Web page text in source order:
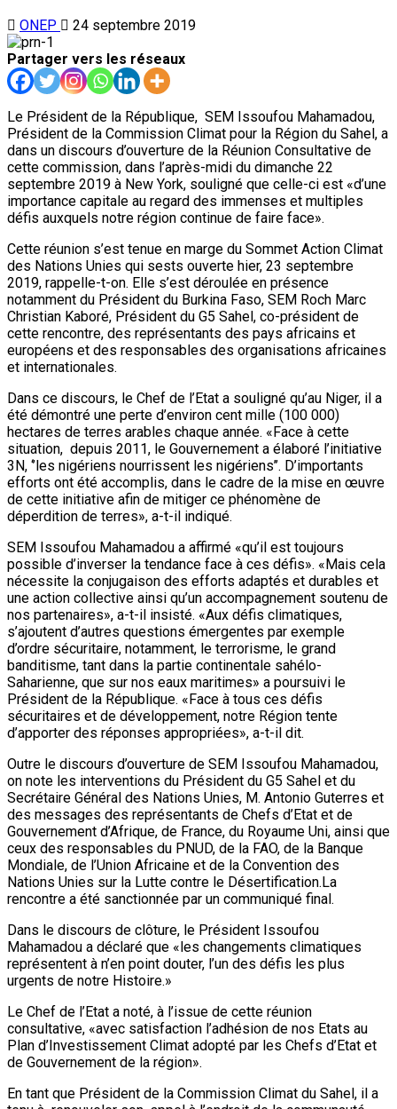
ONEP
24 septembre 2019
Partager vers les réseaux
Le Président de la République, SEM Issoufou Mahamadou,
Président de la Commission Climat pour la Région du Sahel, a
dans un discours d’ouverture de la Réunion Consultative de
cette commission, dans l’après-midi du dimanche 22
septembre 2019 à New York, souligné que celle-ci est «d’une
importance capitale au regard des immenses et multiples
défis auxquels notre région continue de faire face».
Cette réunion s’est tenue en marge du Sommet Action Climat
des Nations Unies qui sests ouverte hier, 23 septembre
2019, rappelle-t-on. Elle s’est déroulée en présence
notamment du Président du Burkina Faso, SEM Roch Marc
Christian Kaboré, Président du G5 Sahel, co-président de
cette rencontre, des représentants des pays africains et
européens et des responsables des organisations africaines
et internationales.
Dans ce discours, le Chef de l’Etat a souligné qu’au Niger, il a
été démontré une perte d’environ cent mille (100 000)
hectares de terres arables chaque année. «Face à cette
situation, depuis 2011, le Gouvernement a élaboré l’initiative
3N, ‘’les nigériens nourrissent les nigériens’’. D’importants
efforts ont été accomplis, dans le cadre de la mise en œuvre
de cette initiative afin de mitiger ce phénomène de
déperdition de terres», a-t-il indiqué.
SEM Issoufou Mahamadou a affirmé «qu’il est toujours
possible d’inverser la tendance face à ces défis». «Mais cela
nécessite la conjugaison des efforts adaptés et durables et
une action collective ainsi qu’un accompagnement soutenu de
nos partenaires», a-t-il insisté. «Aux défis climatiques,
s’ajoutent d’autres questions émergentes par exemple
d’ordre sécuritaire, notamment, le terrorisme, le grand
banditisme, tant dans la partie continentale sahélo-
Saharienne, que sur nos eaux maritimes» a poursuivi le
Président de la République. «Face à tous ces défis
sécuritaires et de développement, notre Région tente
d’apporter des réponses appropriées», a-t-il dit.
Outre le discours d’ouverture de SEM Issoufou Mahamadou,
on note les interventions du Président du G5 Sahel et du
Secrétaire Général des Nations Unies, M. Antonio Guterres et
des messages des représentants de Chefs d’Etat et de
Gouvernement d’Afrique, de France, du Royaume Uni, ainsi que
ceux des responsables du PNUD, de la FAO, de la Banque
Mondiale, de l’Union Africaine et de la Convention des
Nations Unies sur la Lutte contre le Désertification.La
rencontre a été sanctionnée par un communiqué final.
Dans le discours de clôture, le Président Issoufou
Mahamadou a déclaré que «les changements climatiques
représentent à n’en point douter, l’un des défis les plus
urgents de notre Histoire.»
Le Chef de l’Etat a noté, à l’issue de cette réunion
consultative, «avec satisfaction l’adhésion de nos Etats au
Plan d’Investissement Climat adopté par les Chefs d’Etat et
de Gouvernement de la région».
En tant que Président de la Commission Climat du Sahel, il a